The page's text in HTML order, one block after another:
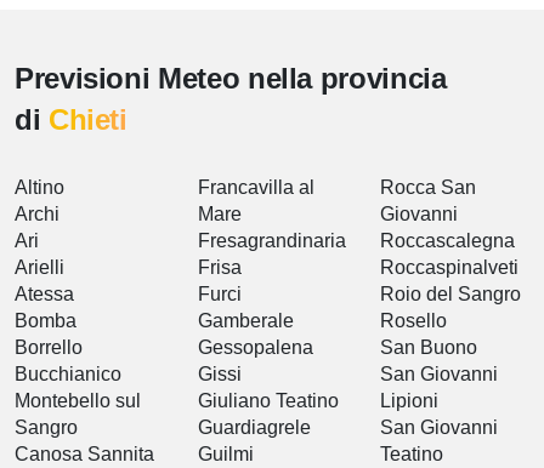
Previsioni Meteo nella provincia
di Chieti
Altino
Archi
Ari
Arielli
Atessa
Bomba
Borrello
Bucchianico
Montebello sul
Sangro
Canosa Sannita
Francavilla al
Mare
Fresagrandinaria
Frisa
Furci
Gamberale
Gessopalena
Gissi
Giuliano Teatino
Guardiagrele
Guilmi
Rocca San
Giovanni
Roccascalegna
Roccaspinalveti
Roio del Sangro
Rosello
San Buono
San Giovanni
Lipioni
San Giovanni
Teatino